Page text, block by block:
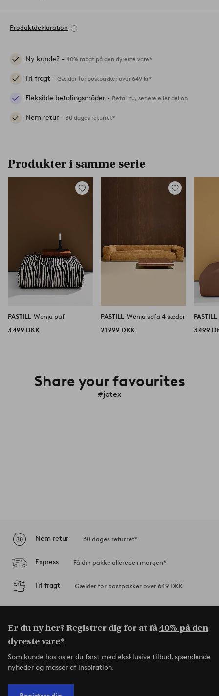
Produktdeklaration
Ny kunde? - 40% rabat på den dyreste vare*
Fri fragt - Gælder for postpakker over 649 kr*
Fleksible betalingsmåder - Betal nu, senere eller del op
Nem retur - 30 dages returret*
Produkter i samme serie
Tilføj
PASTILL Wenju puf
3 499 DKK
Tilføj
PASTILL
Wenju sofa 4 sæder
21 999 DKK
PASTILL
3 499
Share your favourites
#jotex
Nem retur 30 dages returret*
Express Få din pakke allerede i morgen*
Fri fragt Gælder for postpakker over 649 DKK
Er du ny her? Registrer dig for at få40% på den
dyreste vare*
Som kunde hos os er du først med eksklusive tilbud, spændende
nyheder og masser af inspiration.